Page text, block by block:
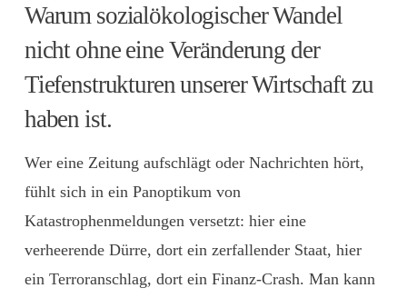
Warum sozialökologischer Wandel
nicht ohne eine Veränderung der
Tiefenstrukturen unserer Wirtschaft zu
haben ist.
Wer eine Zeitung aufschlägt oder Nachrichten hört,
fühlt sich in ein Panoptikum von
Katastrophenmeldungen versetzt: hier eine
verheerende Dürre, dort ein zerfallender Staat, hier
ein Terroranschlag, dort ein Finanz-Crash. Man kann